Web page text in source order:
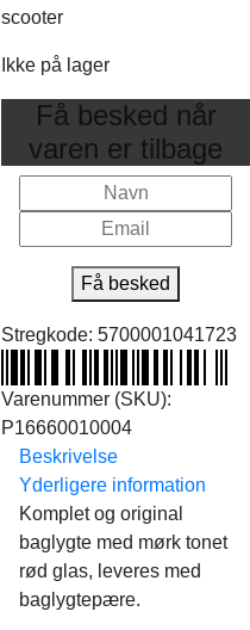
scooter
Ikke på lager
Få besked når
varen er tilbage
Få besked
Stregkode: 5700001041723
Varenummer (SKU):
P16660010004
Beskrivelse
Yderligere information
Komplet og original
baglygte med mørk tonet
rød glas, leveres med
baglygtepære.